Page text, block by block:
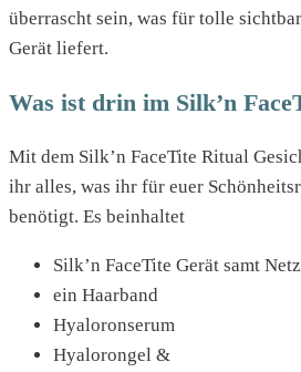
überrascht sein, was für tolle
Gerät liefert.
Was ist drin im Silk’n
Mit dem Silk’n FaceTite Ritual
ihr alles, was ihr für euer
benötigt. Es beinhaltet
Silk’n FaceTite Gerät samt
ein Haarband
Hyaloronserum
Hyalorongel &